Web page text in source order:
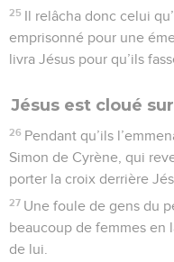
25 Il relâcha donc celui
emprisonné pour une
livra Jésus pour qu’ils
Jésus est cloué
26 Pendant qu’ils
Simon de Cyrène, qui
porter la croix derrière
27 Une foule de gens du
beaucoup de femmes en
de lui.